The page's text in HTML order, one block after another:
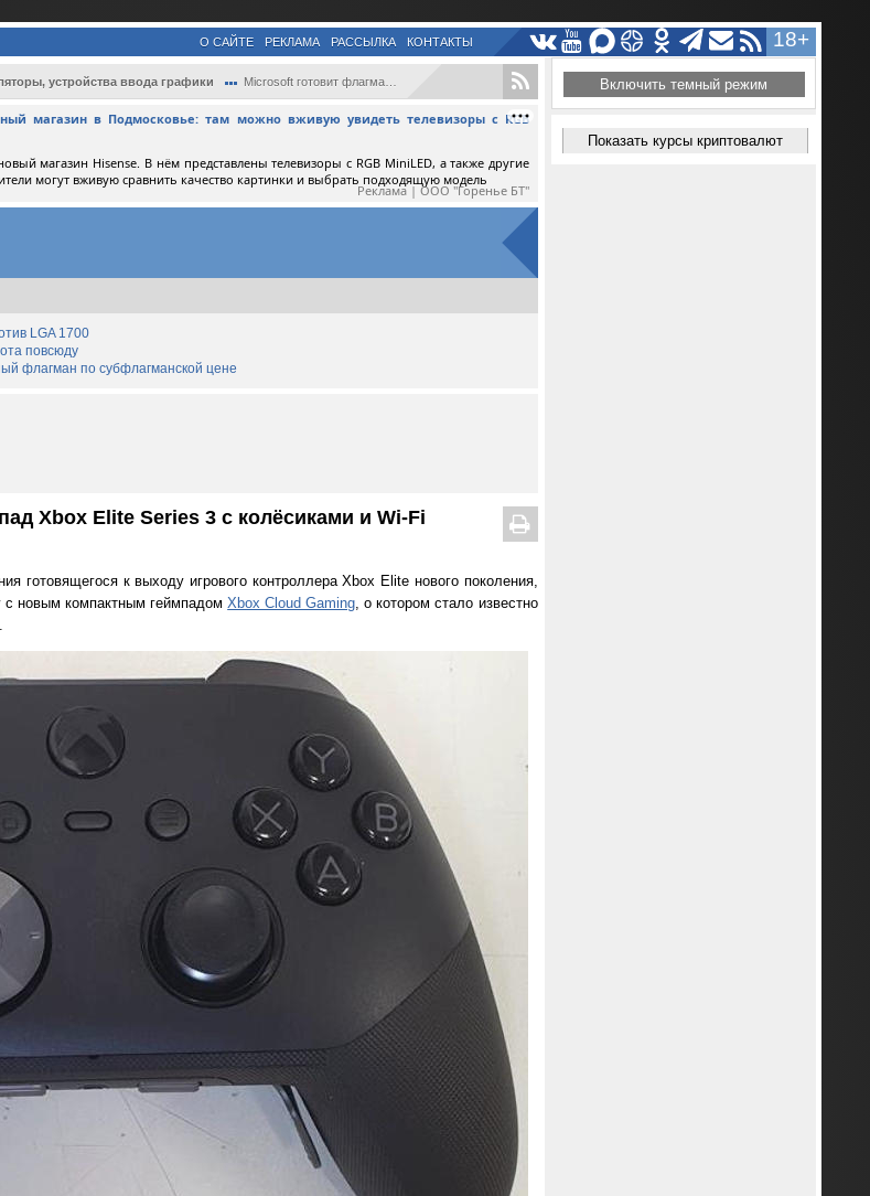
18+
О САЙТЕ РЕКЛАМА РАССЫЛКА КОНТАКТЫ
устройства ввода графики Microsoft готовит флагманский геймпад Xb...
магазин в Подмосковье: там можно вживую увидеть телевизоры с RGB
магазин Hisense. В нём представлены телевизоры с RGB MiniLED, а также другие
могут вживую сравнить качество картинки и выбрать подходящую модель
Реклама | ООО "Горенье БТ"
LGA 1700
повсюду
флагман по субфлагманской цене
Xbox Elite Series 3 с колёсиками и Wi-Fi
готовящегося к выходу игрового контроллера Xbox Elite нового поколения,
с новым компактным геймпадомXbox Cloud Gaming, о котором стало известно
Включить темный режим
Показать курсы криптовалют